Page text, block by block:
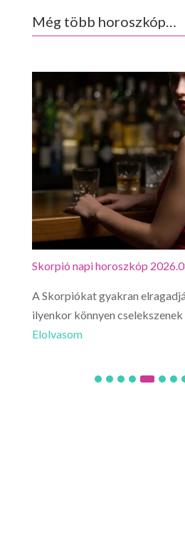
Még több horoszkóp…
Skorpió napi horoszkóp
A Skorpiókat gyakran
ilyenkor könnyen cselekszenek
Elolvasom